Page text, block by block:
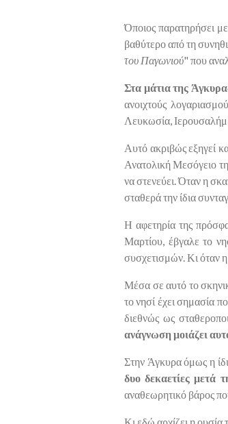
Όποιος παρατηρήσει
βαθύτερο από τη
του Παγωνιού" που
Στα μάτια της
ανοιχτούς
Λευκωσία,
Αυτό ακριβώς εξηγεί
Ανατολική Μεσόγειο
να στενεύει. Όταν η
σταθερά την ίδια
Η αφετηρία της
Μαρτίου, έβγαλε το
συσχετισμών. Κι όταν
Μέσα σε αυτό το
το νησί έχει σημασία
διεθνώς ως
ανάγνωση μοιάζει
Στην Άγκυρα όμως η
δυο δεκαετίες μετά
αναθεωρητικό βάρος